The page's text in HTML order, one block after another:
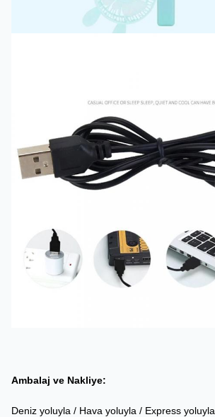
Ambalaj ve Nakliye:
Deniz yoluyla / Hava yoluyla / Express yoluyla